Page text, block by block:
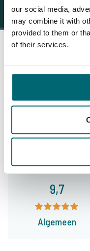
our social media,
may combine it with
provided to them or
of their services.
Daarom
35040
9,7
Algemeen